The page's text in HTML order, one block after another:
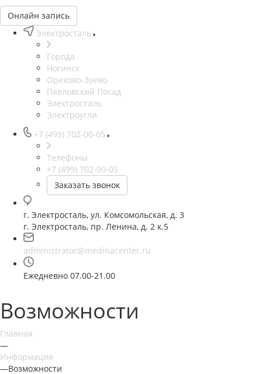
Онлайн запись
Электросталь
Города
Ногинск
Орехово-Зуево
Павловский Посад
Электросталь
Электроугли
+7 (499) 702-00-05
Телефоны
+7 (499) 702-00-05
Заказать звонок
г. Электросталь, ул. Комсомольская, д. 3
г. Электросталь, пр. Ленина, д. 2 к.5
administrator@medinacenter.ru
Ежедневно 07.00-21.00
Возможности
Главная
—
Информация
—Возможности